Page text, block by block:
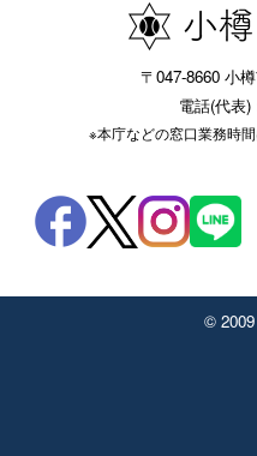
〒047-8660 小
電話(代表)
※本庁などの窓口業務時間
©